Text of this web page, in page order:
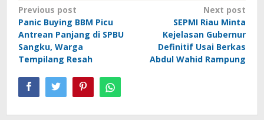
Post
navigation
Previous post
Panic Buying BBM Picu
Antrean Panjang di SPBU
Sangku, Warga
Tempilang Resah
Next post
SEPMI Riau Minta
Kejelasan Gubernur
Definitif Usai Berkas
Abdul Wahid Rampung